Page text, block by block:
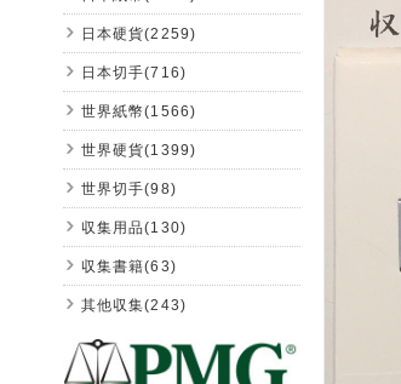
日本硬貨(2259)
日本切手(716)
世界紙幣(1566)
世界硬貨(1399)
世界切手(98)
収集用品(130)
収集書籍(63)
其他収集(243)